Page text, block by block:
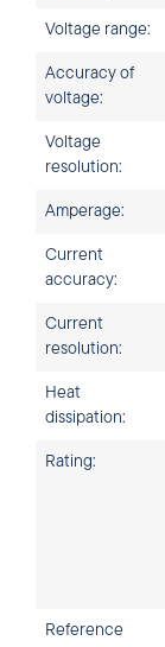
Voltage range:
Accuracy of
voltage:
Voltage
resolution:
Amperage:
Current
accuracy:
Current
resolution:
Heat
dissipation:
Rating:
Reference